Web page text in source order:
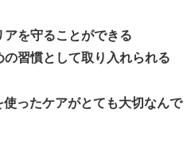
を守ることができる
習慣として取り入れられる
ったケアがとても大切なんで